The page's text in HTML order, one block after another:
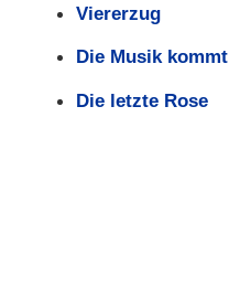
Viererzug
Die Musik kommt
Die letzte Rose